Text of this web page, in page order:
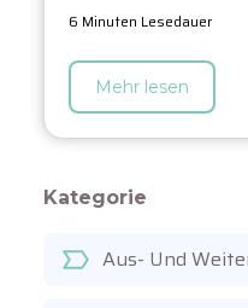
Kategorie
Aus- Und
6 Minuten Lesedauer
Mehr lesen